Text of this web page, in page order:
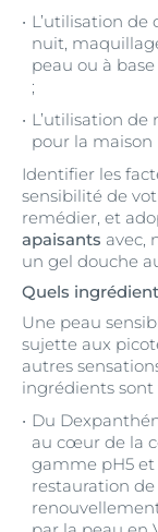
L’utilisation
nuit,
peau ou à
;
L’utilisation
pour la maison
Identifier les
sensibilité de
remédier, et
apaisants avec,
un gel douche
Quels
Une peau
sujette aux
autres
ingrédients sont
Du
au cœur de la
gamme pH5 et
restauration